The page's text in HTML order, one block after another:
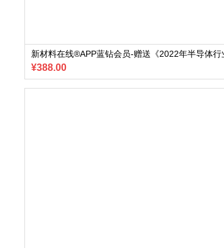
新材料在线®APP蓝钻会员-赠送《2022年半导体行
¥388.00